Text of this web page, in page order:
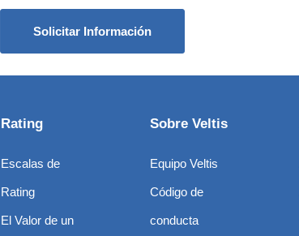
Solicitar Información
Rating
Escalas de
Rating
El Valor de un
Sobre Veltis
Equipo Veltis
Código de
conducta